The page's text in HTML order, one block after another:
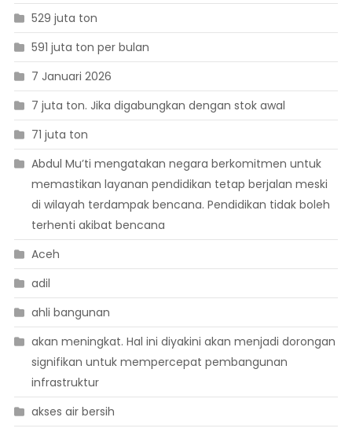
529 juta ton
591 juta ton per bulan
7 Januari 2026
7 juta ton. Jika digabungkan dengan stok awal
71 juta ton
Abdul Mu’ti mengatakan negara berkomitmen untuk
memastikan layanan pendidikan tetap berjalan meski
di wilayah terdampak bencana. Pendidikan tidak boleh
terhenti akibat bencana
Aceh
adil
ahli bangunan
akan meningkat. Hal ini diyakini akan menjadi dorongan
signifikan untuk mempercepat pembangunan
infrastruktur
akses air bersih